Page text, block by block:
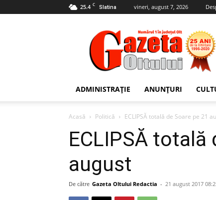
25.4 C Slatina vineri, august 7, 2026
Gazeta
Oltului
ADMINISTRAȚIE ANUNȚURI
Acasă Politică ECLIPSĂ totală de Soare pe 21
ECLIPSĂ totală
august
De către Gazeta Oltului Redactia - 21 august 2017